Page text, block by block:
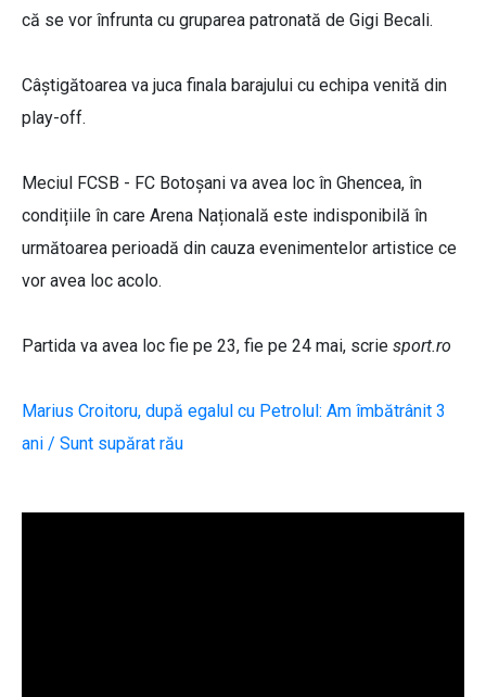
că se vor înfrunta cu gruparea patronată de Gigi Becali.
Câștigătoarea va juca finala barajului cu echipa venită din
play-off.
Meciul FCSB - FC Botoșani va avea loc în Ghencea, în
condițiile în care Arena Națională este indisponibilă în
următoarea perioadă din cauza evenimentelor artistice ce
vor avea loc acolo.
Partida va avea loc fie pe 23, fie pe 24 mai, scrie sport.ro
Marius Croitoru, după egalul cu Petrolul: Am îmbătrânit 3
ani / Sunt supărat rău